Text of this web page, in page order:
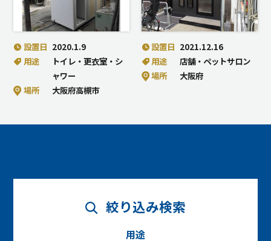
設置日 2020.1.9
用途
トイレ・更衣室・シ
ャワー
場所
大阪府高槻市
設置日 2021.12.16
用途
店舗・ペットサロン
場所
大阪府
絞り込み検索
用途